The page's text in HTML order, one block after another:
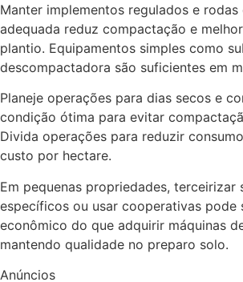
Manter implementos regulados e rodas
adequada reduz compactação e
plantio. Equipamentos simples como
descompactadora são suficientes em
Planeje operações para dias secos e
condição ótima para evitar
Divida operações para reduzir
custo por hectare.
Em pequenas propriedades, terceirizar
específicos ou usar cooperativas pode
econômico do que adquirir máquinas
mantendo qualidade no preparo solo.
Anúncios